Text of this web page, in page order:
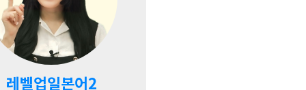
레벨업일본어2